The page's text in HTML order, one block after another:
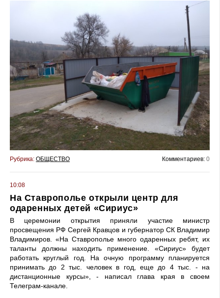
Рубрика: ОБЩЕСТВО Комментариев: 0
10:08
На Ставрополье открыли центр для
одаренных детей «Сириус»
В церемонии открытия приняли участие министр
просвещения РФ Сергей Кравцов и губернатор СК Владимир
Владимиров. «На Ставрополье много одаренных ребят, их
таланты должны находить применение. «Сириус» будет
работать круглый год. На очную программу планируется
принимать до 2 тыс. человек в год, еще до 4 тыс. - на
дистанционные курсы», - написал глава края в своем
Телеграм-канале.